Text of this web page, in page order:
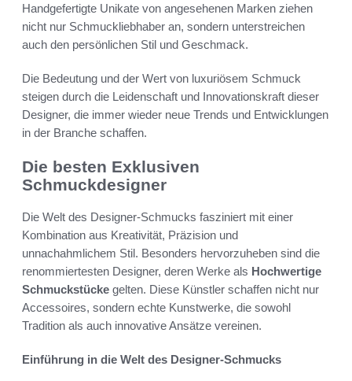
Handgefertigte Unikate von angesehenen Marken ziehen
nicht nur Schmuckliebhaber an, sondern unterstreichen
auch den persönlichen Stil und Geschmack.
Die Bedeutung und der Wert von luxuriösem Schmuck
steigen durch die Leidenschaft und Innovationskraft dieser
Designer, die immer wieder neue Trends und Entwicklungen
in der Branche schaffen.
Die besten Exklusiven
Schmuckdesigner
Die Welt des Designer-Schmucks fasziniert mit einer
Kombination aus Kreativität, Präzision und
unnachahmlichem Stil. Besonders hervorzuheben sind die
renommiertesten Designer, deren Werke als Hochwertige
Schmuckstücke gelten. Diese Künstler schaffen nicht nur
Accessoires, sondern echte Kunstwerke, die sowohl
Tradition als auch innovative Ansätze vereinen.
Einführung in die Welt des Designer-Schmucks